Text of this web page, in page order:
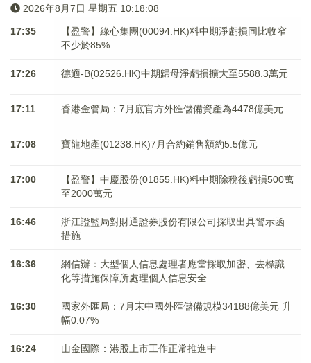
2026年8月7日 星期五 10:18:08
17:35
【盈警】綠心集團(00094.HK)料中期淨虧損同比收窄
不少於85%
17:26 德適-B(02526.HK)中期歸母淨虧損擴大至5588.3萬元
17:11 香港金管局：7月底官方外匯儲備資產為4478億美元
17:08 寶龍地產(01238.HK)7月合約銷售額約5.5億元
17:00
【盈警】中慶股份(01855.HK)料中期除稅後虧損500萬
至2000萬元
16:46
浙江證監局對財通證券股份有限公司採取出具警示函
措施
16:36
網信辦：大型個人信息處理者應當採取加密、去標識
化等措施保障所處理個人信息安全
16:30
國家外匯局：7月末中國外匯儲備規模34188億美元 升
幅0.07%
16:24 山金國際：港股上市工作正常推進中